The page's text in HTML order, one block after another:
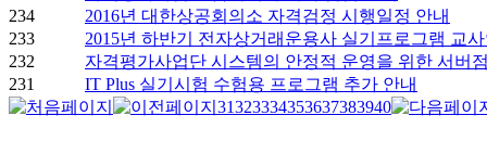
234
2016년 대한상공회의소 자격검정 시행일정 안내
233
2015년 하반기 전자상거래운용사 실기프로그램 교
232
자격평가사업단 시스템의 안정적 운영을 위한 서버
231
IT Plus 실기시험 수험용 프로그램 추가 안내
31323334353637383940